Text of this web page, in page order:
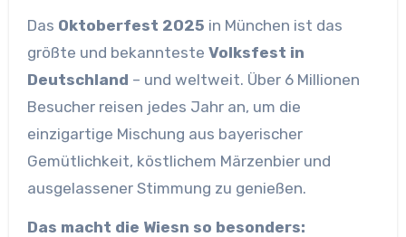
Das Oktoberfest 2025 in München ist das
größte und bekannteste Volksfest in
Deutschland – und weltweit. Über 6 Millionen
Besucher reisen jedes Jahr an, um die
einzigartige Mischung aus bayerischer
Gemütlichkeit, köstlichem Märzenbier und
ausgelassener Stimmung zu genießen.
Das macht die Wiesn so besonders: